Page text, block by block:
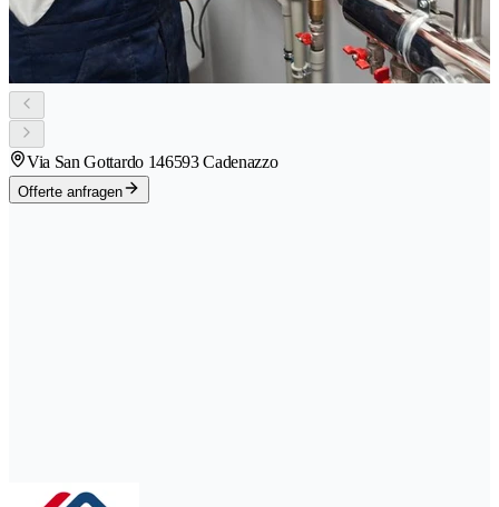
Via San Gottardo 146593 Cadenazzo
Offerte anfragen